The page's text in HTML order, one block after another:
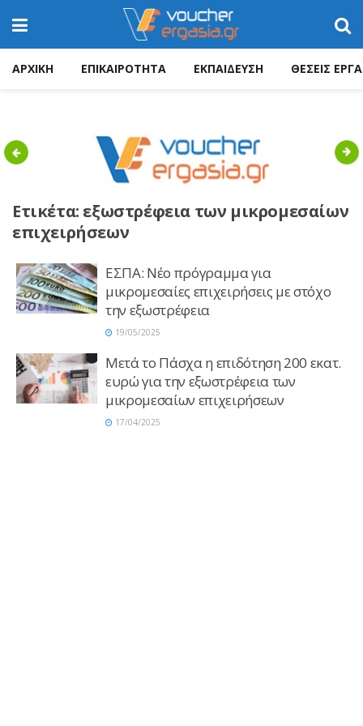
ΑΡΧΙΚΗ ΕΠΙΚΑΙΡΟΤΗΤΑ ΕΚΠΑΙΔΕΥΣΗ ΘΕΣΕΙΣ
Previous
Ετικέτα: εξωστρέφεια των μικρομεσαίων
επιχειρήσεων
ΕΣΠΑ: Νέο πρόγραμμα για
μικρομεσαίες επιχειρήσεις με στόχο
την εξωστρέφεια
19/05/2025
Μετά το Πάσχα η επιδότηση 200 εκατ.
ευρώ για την εξωστρέφεια των
μικρομεσαίων επιχειρήσεων
17/04/2025